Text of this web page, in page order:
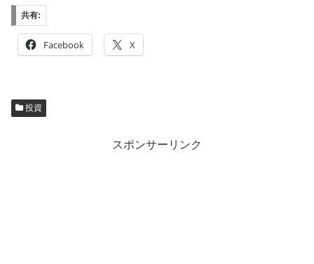
共有:
Facebook X
投資
スポンサーリンク